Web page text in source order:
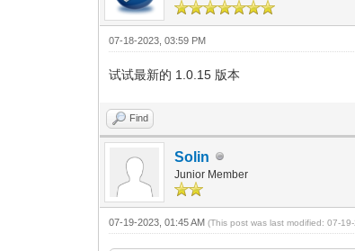
07-18-2023, 03:59 PM
试试最新的 1.0.15 版本
Find
Solin
Junior Member
07-19-2023, 01:45 AM(This post was last modified: 07-